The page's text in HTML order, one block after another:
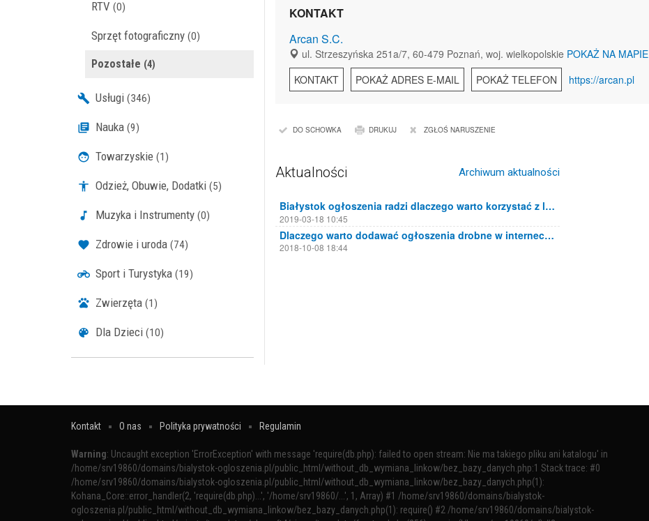
RTV (0)
Sprzęt fotograficzny (0)
Pozostałe (4)
Usługi (346)
Nauka (9)
Towarzyskie (1)
Odzież, Obuwie, Dodatki (5)
Muzyka i Instrumenty (0)
Zdrowie i uroda (74)
Sport i Turystyka (19)
Zwierzęta (1)
Dla Dzieci (10)
KONTAKT
Arcan S.C.
ul. Strzeszyńska 251a/7, 60-479 Poznań, woj. wielkopolskie POKAŻ NA MAPIE
KONTAKT
POKAŻ ADRES E-MAIL POKAŻ TELEFON https://arcan.pl
DO SCHOWKA DRUKUJ ZGŁOŚ NARUSZENIE
Aktualności Archiwum aktualności
Białystok ogłoszenia radzi dlaczego warto korzystać z lokalnych portali ogłoszeniowych
2019-03-18 10:45
Dlaczego warto dodawać ogłoszenia drobne w internecie?
2018-10-08 18:44
Kontakt O nas Polityka prywatności Regulamin
Warning: Uncaught exception 'ErrorException' with message 'require(db.php): failed to open stream: Nie ma takiego pliku ani katalogu' in
/home/srv19860/domains/bialystok-ogloszenia.pl/public_html/without_db_wymiana_linkow/bez_bazy_danych.php:1 Stack trace: #0
/home/srv19860/domains/bialystok-ogloszenia.pl/public_html/without_db_wymiana_linkow/bez_bazy_danych.php(1):
Kohana_Core::error_handler(2, 'require(db.php)...', '/home/srv19860/...', 1, Array) #1 /home/srv19860/domains/bialystok-
ogloszenia.pl/public_html/without_db_wymiana_linkow/bez_bazy_danych.php(1): require() #2 /home/srv19860/domains/bialystok-